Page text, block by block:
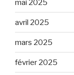
mai 2025
avril 2025
mars 2025
février 2025